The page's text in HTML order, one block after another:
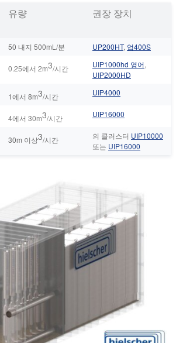
유량 권장 장치
50 내지 500mL/분 UP200HT, 업400S
0.25에서 2m3/시간 UIP1000hd 영어,
UIP2000HD
1에서 8m3/시간 UIP4000
4에서 30m3/시간 UIP16000
30m 이상3/시간 의 클러스터 UIP10000
또는 UIP16000